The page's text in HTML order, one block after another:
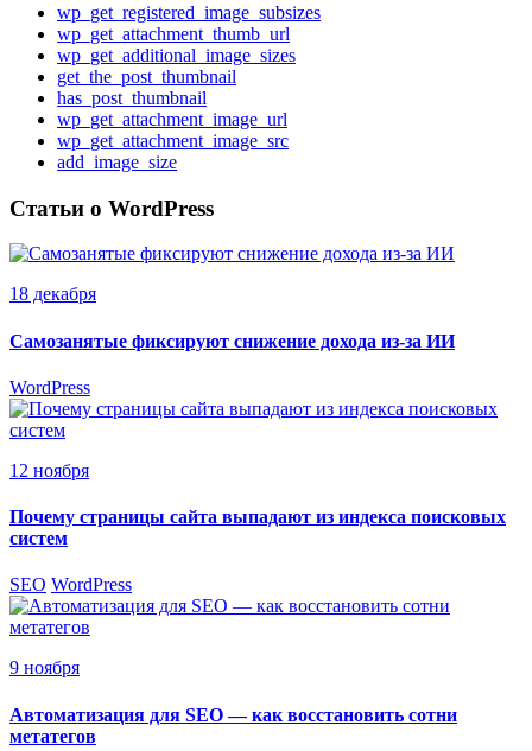
wp_get_registered_image_subsizes
wp_get_attachment_thumb_url
wp_get_additional_image_sizes
get_the_post_thumbnail
has_post_thumbnail
wp_get_attachment_image_url
wp_get_attachment_image_src
add_image_size
Статьи о WordPress
18 декабря
Самозанятые фиксируют снижение дохода из-за ИИ
WordPress
12 ноября
Почему страницы сайта выпадают из индекса поисковых
систем
SEO WordPress
9 ноября
Автоматизация для SEO — как восстановить сотни
метатегов